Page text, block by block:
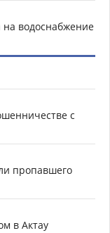
на водоснабжение
с
пропавшего
в Актау